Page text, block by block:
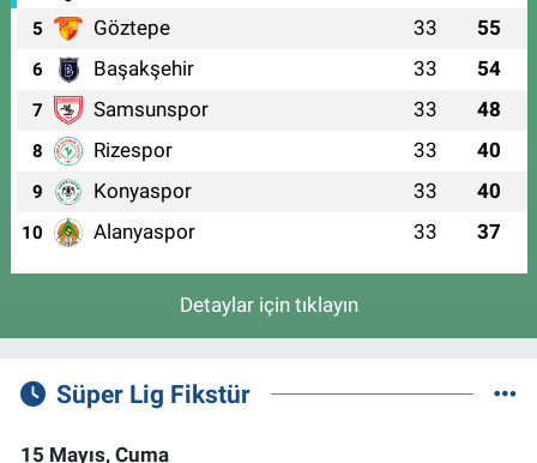
5 Göztepe 33 55
6 Başakşehir 33 54
7 Samsunspor 33 48
8 Rizespor 33 40
9 Konyaspor 33 40
10 Alanyaspor 33 37
Detaylar için tıklayın
Süper Lig Fikstür
15 Mayıs, Cuma